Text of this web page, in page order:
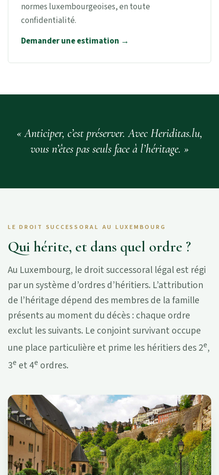
normes luxembourgeoises, en toute
confidentialité.
Demander une estimation →
Anticiper, c’est préserver. Avec Heriditas.lu,
vous n’êtes pas seuls face à l’héritage.
LE DROIT SUCCESSORAL AU LUXEMBOURG
Qui hérite, et dans quel ordre ?
Au Luxembourg, le droit successoral légal est régi
par un système d’ordres d’héritiers. L’attribution
de l’héritage dépend des membres de la famille
présents au moment du décès : chaque ordre
exclut les suivants. Le conjoint survivant occupe
une place particulière et prime les héritiers des 2e,
3e et 4e ordres.